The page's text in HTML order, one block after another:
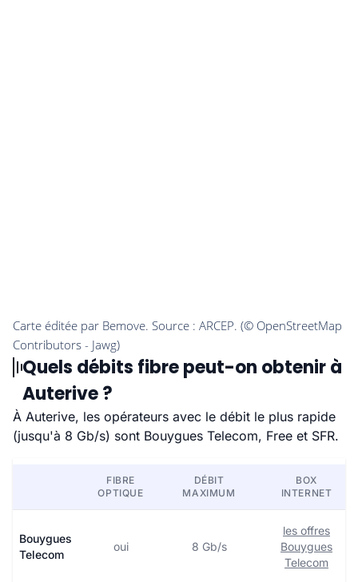
Quels débits fibre peut-on obtenir à
Auterive ?
À Auterive, les opérateurs avec le débit le plus rapide
(jusqu'à 8 Gb/s) sont Bouygues Telecom, Free et SFR.
FIBRE
OPTIQUE
DÉBIT
MAXIMUM
BOX
INTERNET
Bouygues
Telecom
oui 8 Gb/s
les offres
Bouygues
Telecom